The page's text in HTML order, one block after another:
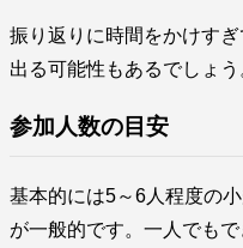
振り返りに時間をかけす
出る可能性もあるでしょう
参加人数の目安
基本的には5～6人程度の
が一般的です。一人でも